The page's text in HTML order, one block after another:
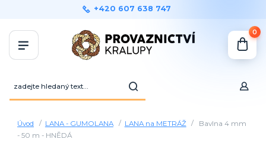
+420 607 638 747
0
Úvod LANA - GUMOLANA LANA na METRÁŽ
Bavlna 4 mm
- 50 m - HNĚDÁ